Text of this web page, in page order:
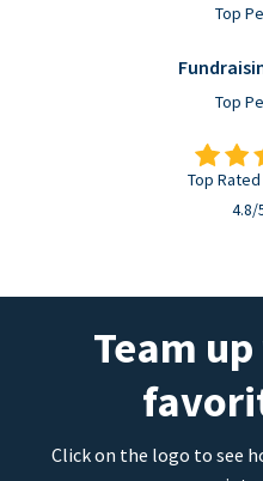
Top
Top
Top
4.8/
Team
Click on the logo to see